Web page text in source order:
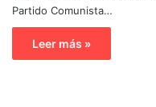
Partido Comunista…
Leer más »